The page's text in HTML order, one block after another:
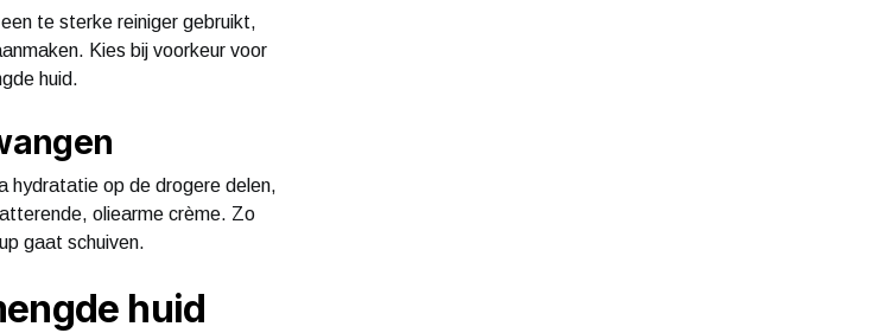
te sterke reiniger gebruikt,
Kies bij voorkeur voor
huid.
hydratatie op de drogere delen,
oliearme crème. Zo
gaat schuiven.
huid